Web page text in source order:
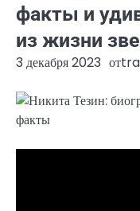
факты и
из жизни
3 декабря 2023 от